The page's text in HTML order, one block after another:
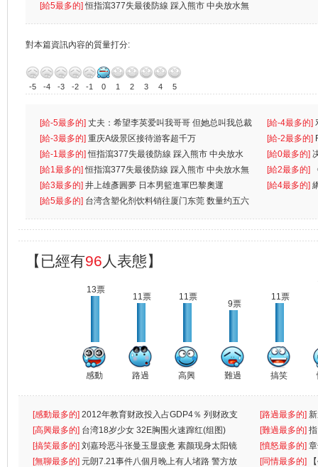
[給5最多的]恒指瀉377失最後防線 踩入熊市 中央放水無
對本篇資訊內容的質量打分:
-5 -4 -3 -2 -1 0 1 2 3 4 5
[給-5最多的] 丈夫：希望李英爱叫我哥哥 但她总叫我总裁
先
[給-4最多的]
离
[給-3最多的] 重庆A级景区接待游客超千万 [給-2最多的]
[給-1最多的]恒指瀉377失最後防線 踩入熊市 中央放水
無
[給0最多的]
[給1最多的]恒指瀉377失最後防線 踩入熊市 中央放水無 [給2最多的]
[給3最多的] 井上雄彥圓夢 日本男籃進軍巴黎奧運 [給4最多的]
[給5最多的] 台湾含塑化剂饮料销往厦门东莞 数量约五六
【已經有96 人表態】
13票
感動
11票
路過
11票
高興
9票
難過
11票
搞笑
[感動最多的] 2012年教育财政投入占GDP4％ 列财政支
出首位
[路過最多的]
[高興最多的] 台湾18岁少女 32E胸围火速蹿红(组图) [難過最多的]
罪
[搞笑最多的] 刘嘉玲恶斗张曼玉显疲惫 素颜现身太阳镜
遮
[憤怒最多的]
[無聊最多的] 元朗7.21事件八個月晚上有人堵路 警方放
[同情最多的]